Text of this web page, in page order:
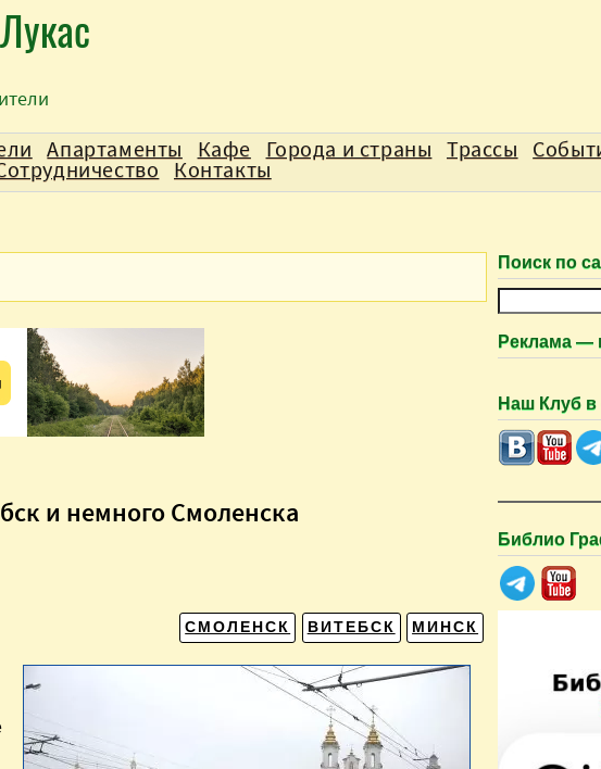
и немного Смоленска
МИНСК
ВИТЕБСК
СМОЛЕНСК
Апартаменты Кафе Города и страны Трассы
Контакты
Поиск по
и
к
Реклама —
Наш Клуб в
Библио